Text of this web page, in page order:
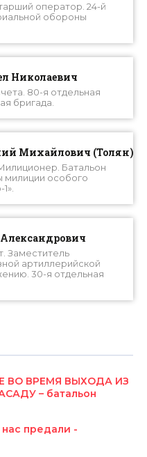
оператор. 24-й
обороны
Николаевич
80-я отдельная
бригада.
Михайлович (Толян)
Батальон
милиции особого
Заместитель
артиллерийской
30-я отдельная
ВО ВРЕМЯ ВЫХОДА ИЗ
– батальон
предали -